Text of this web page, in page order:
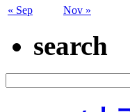
« Sep Nov »
search